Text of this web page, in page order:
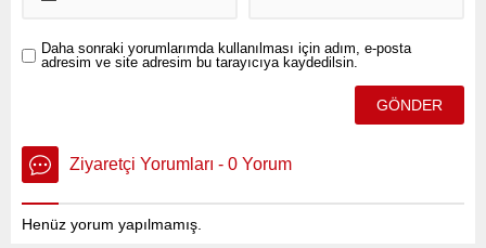
Daha sonraki yorumlarımda kullanılması için adım, e-posta
adresim ve site adresim bu tarayıcıya kaydedilsin.
Ziyaretçi Yorumları - 0 Yorum
Henüz yorum yapılmamış.